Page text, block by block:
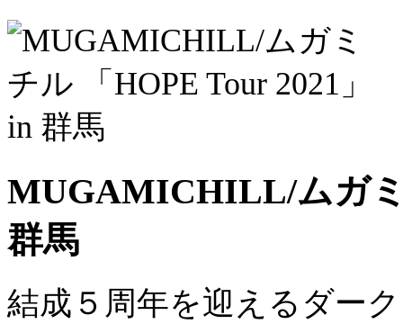
MUGAMICHILL/ムガミ
群馬
結成５周年を迎えるダー